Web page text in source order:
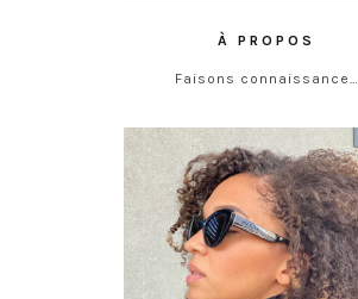
À PROPOS
Faisons connaissance…